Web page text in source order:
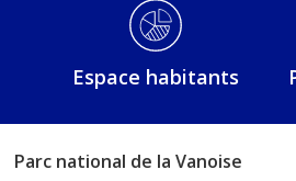
Espace habitants
Parc national de la Vanoise